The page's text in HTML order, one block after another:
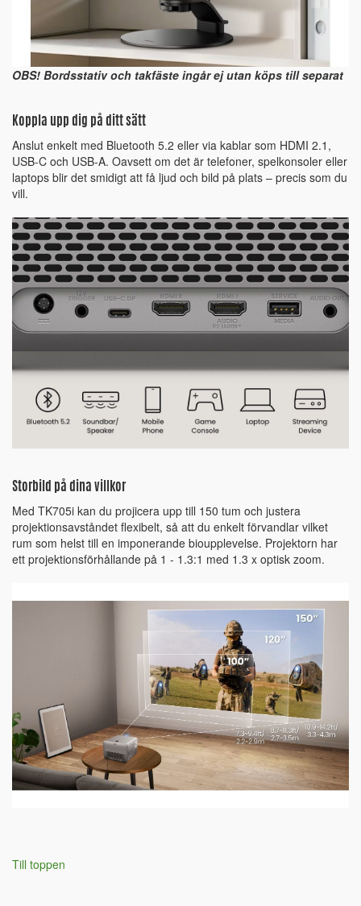
OBS! Bordsstativ och takfäste ingår ej utan köps till separat
Koppla upp dig på ditt sätt
Anslut enkelt med Bluetooth 5.2 eller via kablar som HDMI 2.1,
USB-C och USB-A. Oavsett om det är telefoner, spelkonsoler eller
laptops blir det smidigt att få ljud och bild på plats – precis som du
vill.
Storbild på dina villkor
Med TK705i kan du projicera upp till 150 tum och justera
projektionsavståndet flexibelt, så att du enkelt förvandlar vilket
rum som helst till en imponerande bioupplevelse. Projektorn har
ett projektionsförhållande på 1 - 1.3:1 med 1.3 x optisk zoom.
Till toppen